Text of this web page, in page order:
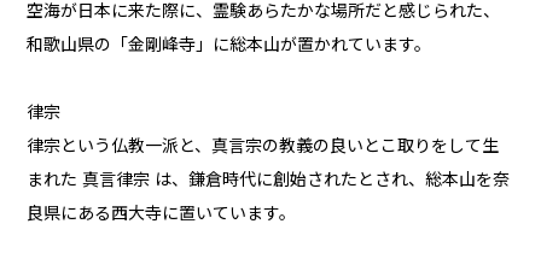
空海が日本に来た際に、霊験あらたかな場所だと感じられた、
和歌山県の「金剛峰寺」に総本山が置かれています。
律宗
律宗という仏教一派と、真言宗の教義の良いとこ取りをして生
まれた 真言律宗 は、鎌倉時代に創始されたとされ、総本山を奈
良県にある西大寺に置いています。